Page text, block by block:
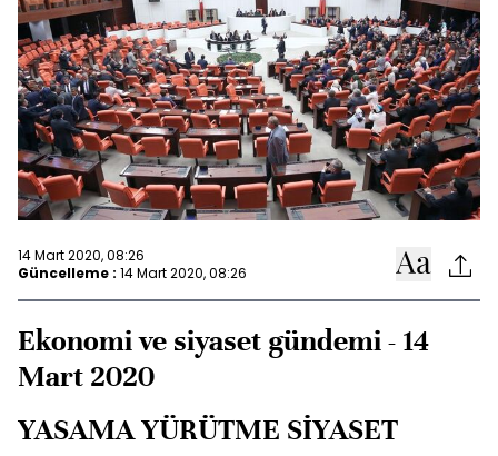
14 Mart 2020, 08:26
Güncelleme : 14 Mart 2020, 08:26
Ekonomi ve siyaset gündemi - 14
Mart 2020
YASAMA YÜRÜTME SİYASET